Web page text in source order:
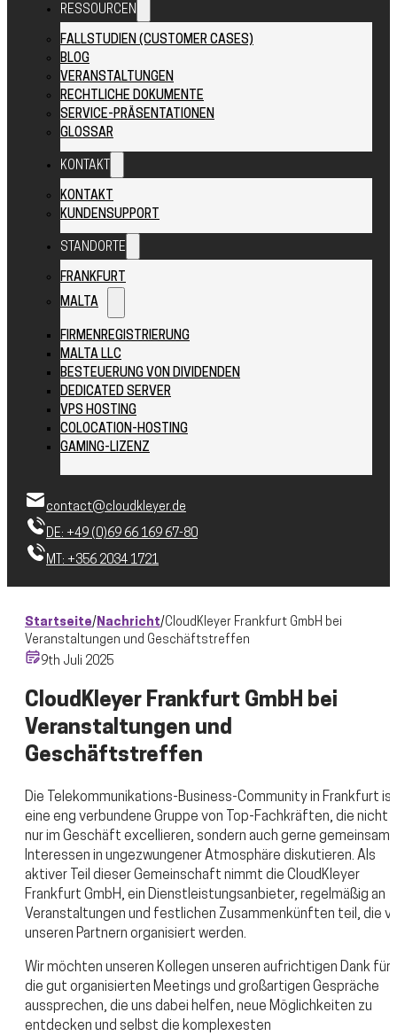
RESSOURCEN
FALLSTUDIEN (CUSTOMER CASES)
BLOG
VERANSTALTUNGEN
RECHTLICHE DOKUMENTE
SERVICE-PRÄSENTATIONEN
GLOSSAR
KONTAKT
KONTAKT
KUNDENSUPPORT
STANDORTE
FRANKFURT
MALTA
FIRMENREGISTRIERUNG
MALTA LLC
BESTEUERUNG VON DIVIDENDEN
DEDICATED SERVER
VPS HOSTING
COLOCATION-HOSTING
GAMING-LIZENZ
contact@cloudkleyer.de
DE: +49 (0)69 66 169 67-80
MT: +356 2034 1721
Startseite/Nachricht/CloudKleyer Frankfurt GmbH bei
Veranstaltungen und Geschäftstreffen
9th Juli 2025
CloudKleyer Frankfurt GmbH bei
Veranstaltungen und
Geschäftstreffen
Die Telekommunikations-Business-Community in Frankfurt ist
eine eng verbundene Gruppe von Top-Fachkräften, die nicht
nur im Geschäft excellieren, sondern auch gerne gemeinsame
Interessen in ungezwungener Atmosphäre diskutieren. Als
aktiver Teil dieser Gemeinschaft nimmt die CloudKleyer
Frankfurt GmbH, ein Dienstleistungsanbieter, regelmäßig an
Veranstaltungen und festlichen Zusammenkünften teil, die
unseren Partnern organisiert werden.
Wir möchten unseren Kollegen unseren aufrichtigen Dank für
die gut organisierten Meetings und großartigen Gespräche
aussprechen, die uns dabei helfen, neue Möglichkeiten zu
entdecken und selbst die komplexesten